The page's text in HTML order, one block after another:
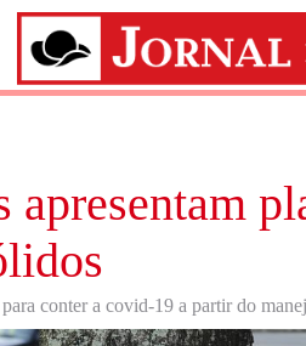
conter a covid-19 a partir do